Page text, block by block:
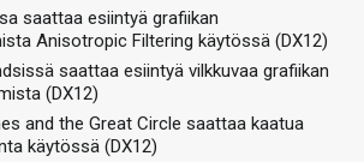
saattaa esiintyä grafiikan
Anisotropic Filtering käytössä (DX12)
saattaa esiintyä vilkkuvaa grafiikan
(DX12)
and the Great Circle saattaa kaatua
käytössä (DX12)